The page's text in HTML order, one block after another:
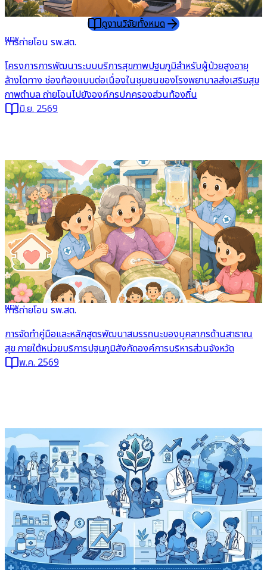
ดูงานวิจัยทั้งหมด
NEW
การถ่ายโอน รพ.สต.
โครงการการพัฒนาระบบบริการสุขภาพปฐมภูมิสำหรับผู้ป่วยสูงอายุ
ล้างไตทาง ช่องท้องแบบต่อเนื่องในชุมชนของโรงพยาบาลส่งเสริมสุข
ภาพตำบล ถ่ายโอนไปยังองค์กรปกครองส่วนท้องถิ่น
มิ.ย. 2569
อ่านต่อ
NEW
การถ่ายโอน รพ.สต.
การจัดทำคู่มือและหลักสูตรพัฒนาสมรรถนะของบุคลากรด้านสาธาณ
สุข ภายใต้หน่วยบริการปฐมภูมิสังกัดองค์การบริหารส่วนจังหวัด
พ.ค. 2569